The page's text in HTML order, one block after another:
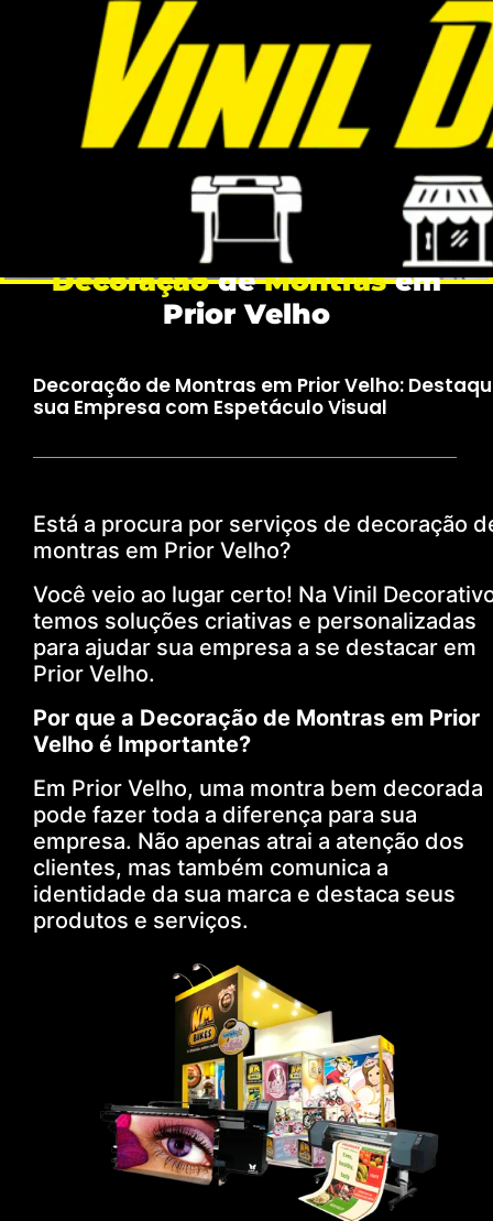
DecoraçãodeMontrasem
Prior Velho
Decoração de Montras em Prior Velho:
sua Empresa com Espetáculo Visual
Está a procura por serviços de decoração
montras em Prior Velho?
Você veio ao lugar certo! Na Vinil
temos soluções criativas e personalizadas
para ajudar sua empresa a se destacar em
Prior Velho.
Por que a Decoração de Montras em Prior
Velho é Importante?
Em Prior Velho, uma montra bem decorada
pode fazer toda a diferença para sua
empresa. Não apenas atrai a atenção dos
clientes, mas também comunica a
identidade da sua marca e destaca seus
produtos e serviços.